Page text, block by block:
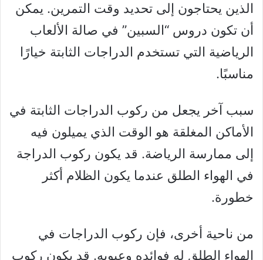
الذين يحتاجون إلى تحديد وقت التمرين. يمكن
أن تكون دروس “السبين” في صالة الألعاب
الرياضية التي تستخدم الدراجات الثابتة خيارًا
مناسبًا.
سبب آخر يجعل من ركوب الدراجات الثابتة في
الأماكن المغلقة هو الوقت الذي يميلون فيه
إلى ممارسة الرياضة. قد يكون ركوب الدراجة
في الهواء الطلق عندما يكون الظلام أكثر
خطورة.
من ناحية أخرى، فإن ركوب الدراجات في
الهواء الطلق له فوائده وعيوبه. قد يكون ركوب